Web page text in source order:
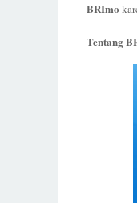
BRImo
Tentang